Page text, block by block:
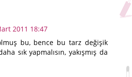
2011 18:47
bu, bence bu tarz değişik
sık yapmalısın, yakışmış da